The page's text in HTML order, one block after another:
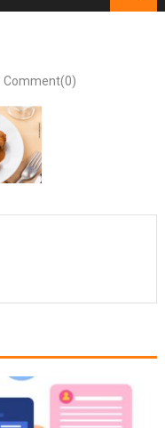
Comment(0)